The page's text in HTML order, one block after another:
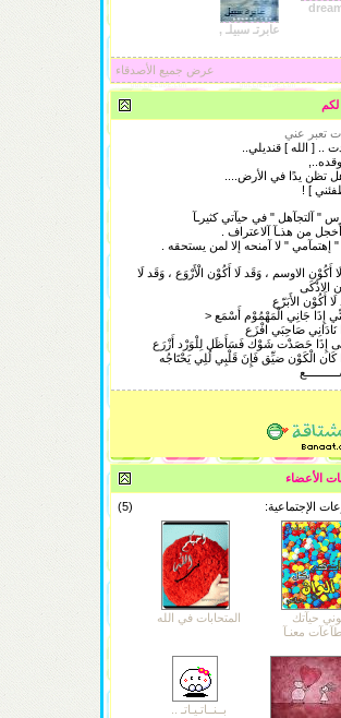
عابرتـ سبيلـ ,
عرض جميع الأصدقاء
تعبر عني
.. [ الله ] قنديلي..
تظن يدًا في الأرض....
] !
" آلتجآهل " في حيآتي كثيرـآ
أخجل من هذـآ آلاعتراف .
" إهتمآمي " لا آمنحه إلا لمن يستحقه .
أَكُوْن الاوسم ، وَقَد لَا أَكُوْن الْأَرْوَع ، وَقَد لَا
الاذْكَى
أَكُوْن الأَبَرّع
إِذَا جَانِي الْمَهْمُوْم أَسْمَع <
نَادَانِي صَاحِبَي افْزَع
إِذَا حَصَدْت شَوْك فَسَأَظَل لِلْوَرْد أَزْرَع
كَان الْكَوْن ضيِّق فَإِنَ قَلْبِي لُلِي يَحْتَاجُه
الأعضاء
(5) الإجتماعية:
لوني حيآتك
معنـآ
المتحابات في الله
بــنــاتـيـاتـ ..